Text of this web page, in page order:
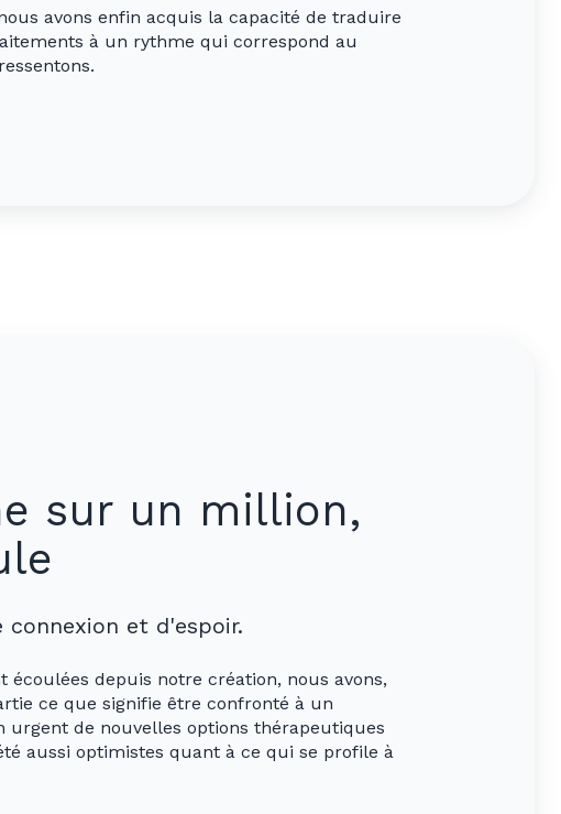
avons enfin acquis la capacité de traduire
à un rythme qui correspond au
sur un million,
connexion et d'espoir.
écoulées depuis notre création, nous avons,
ce que signifie être confronté à un
urgent de nouvelles options thérapeutiques
aussi optimistes quant à ce qui se profile à